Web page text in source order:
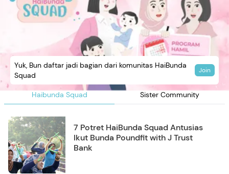
Haibunda Squad Sister Community
Yuk, Bun daftar jadi bagian dari komunitas HaiBunda
Squad
Join
7 Potret HaiBunda Squad Antusias
Ikut Bunda Poundfit with J Trust
Bank